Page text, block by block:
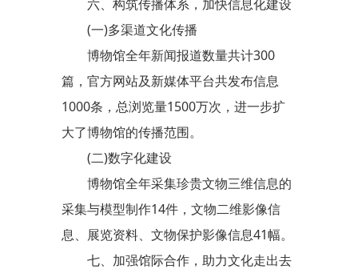
六、构筑传播体系，加快信息化建设
(一)多渠道文化传播
博物馆全年新闻报道数量共计300
篇，官方网站及新媒体平台共发布信息
1000条，总浏览量1500万次，进一步扩
大了博物馆的传播范围。
(二)数字化建设
博物馆全年采集珍贵文物三维信息的
采集与模型制作14件，文物二维影像信
息、展览资料、文物保护影像信息41幅。
七、加强馆际合作，助力文化走出去